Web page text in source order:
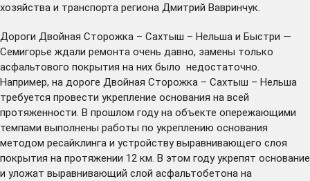
хозяйства и транспорта региона Дмитрий Вавринчук.
Дороги Двойная Сторожка – Сахтыш – Нельша и Быстри —
Семигорье ждали ремонта очень давно, замены только
асфальтового покрытия на них было недостаточно.
Например, на дороге Двойная Сторожка – Сахтыш – Нельша
требуется провести укрепление основания на всей
протяженности. В прошлом году на объекте опережающими
темпами выполнены работы по укреплению основания
методом ресайклинга и устройству выравнивающего слоя
покрытия на протяжении 12 км. В этом году укрепят основание
и уложат выравнивающий слой асфальтобетона на